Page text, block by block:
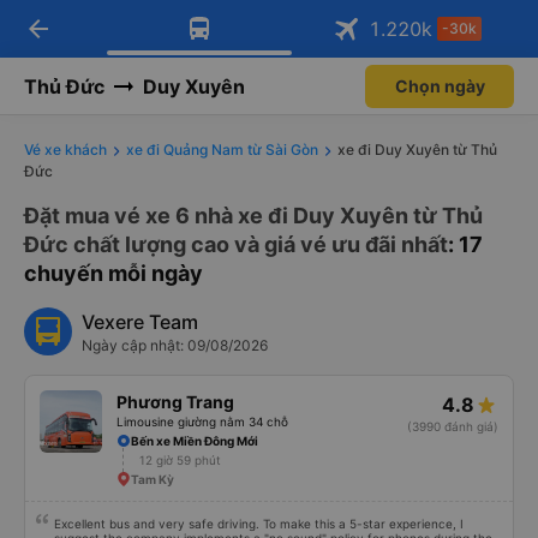
Tải app Vexere ngay!
Nhận ưu đãi thành viên độc
Mở app
Tải app Vexere
-30k/ghế khi đặt vé máy bay qua
Mở app
arrow_back 1.220k -30k
Thủ Đức Duy Xuyên Chọn ngày
Vé xe khách xe đi Quảng Nam từ Sài Gòn
xe đi Duy Xuyên từ Thủ
Đức
Đặt mua vé xe 6 nhà xe đi Duy Xuyên từ Thủ
Đức chất lượng cao và giá vé ưu đãi nhất: 17
chuyến mỗi ngày
Vexere Team
Ngày cập nhật: 09/08/2026
Phương Trang
Limousine giường nằm 34 chỗ
4.8
(3990 đánh giá)
Bến xe Miền Đông Mới
12 giờ 59 phút
Tam Kỳ
Excellent bus and very safe driving. To make this a 5-star experience, I